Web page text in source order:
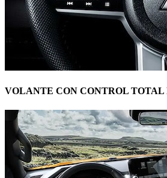
VOLANTE CON CONTROL TOTAL